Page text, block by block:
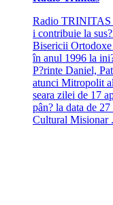
Radio TRINITAS
i contribuie la
Bisericii
în anul 1996 la
P?rinte Daniel,
atunci Mitropolit
seara zilei de 17
pân? la data de
Cultural Misionar